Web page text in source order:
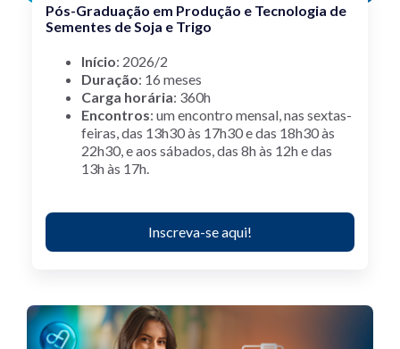
Pós-Graduação em Produção e Tecnologia de
Sementes de Soja e Trigo
Início: 2026/2
Duração: 16 meses
Carga horária: 360h
Encontros: um encontro mensal, nas sextas-
feiras, das 13h30 às 17h30 e das 18h30 às
22h30, e aos sábados, das 8h às 12h e das
13h às 17h.
Inscreva-se aqui!